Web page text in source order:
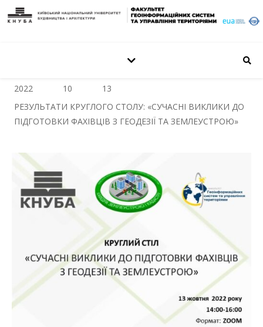
2022 10
13
РЕЗУЛЬТАТИ КРУГЛОГО СТОЛУ: «СУЧАСНІ ВИКЛИКИ ДО
ПІДГОТОВКИ ФАХІВЦІВ З ГЕОДЕЗІЇ ТА ЗЕМЛЕУСТРОЮ»